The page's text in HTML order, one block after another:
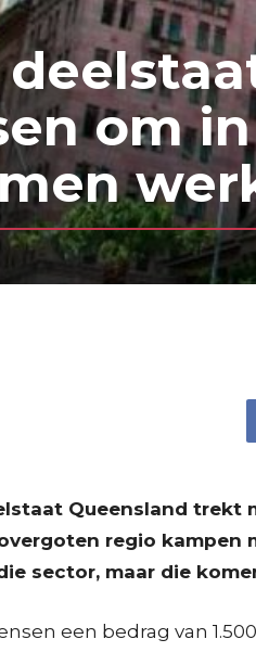
om in
Queensland trekt
regio
sector, maar die
een bedrag van